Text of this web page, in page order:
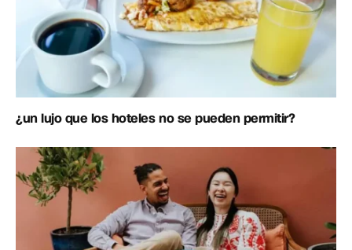
¿un lujo que los hoteles no se pueden permitir?